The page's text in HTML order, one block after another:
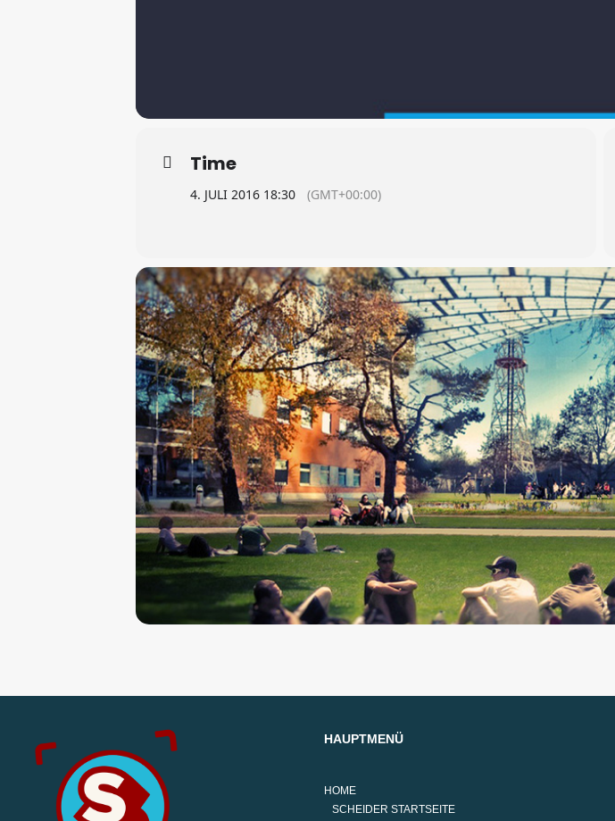
Time
4. JULI 2016 18:30 (GMT+00:00)
HAUPTMENÜ
HOME
SCHEIDER STARTSEITE